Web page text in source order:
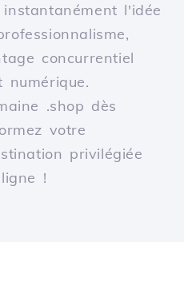
l'idée
concurrentiel
numérique.
.shop dès
votre
privilégiée
!